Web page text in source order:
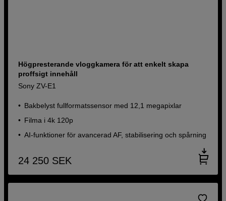
Högpresterande vloggkamera för att enkelt skapa
proffsigt innehåll
Sony ZV-E1
Bakbelyst fullformatssensor med 12,1 megapixlar
Filma i 4k 120p
AI-funktioner för avancerad AF, stabilisering och spårning
24 250 SEK